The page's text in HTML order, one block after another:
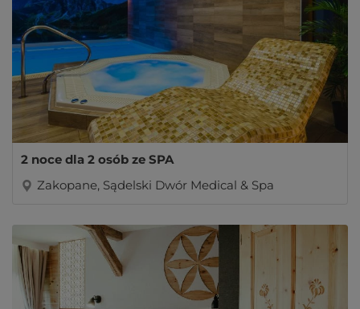
2 noce dla 2 osób ze SPA
Zakopane, Sądelski Dwór Medical & Spa